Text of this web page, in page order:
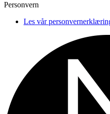
Personvern
Les vår